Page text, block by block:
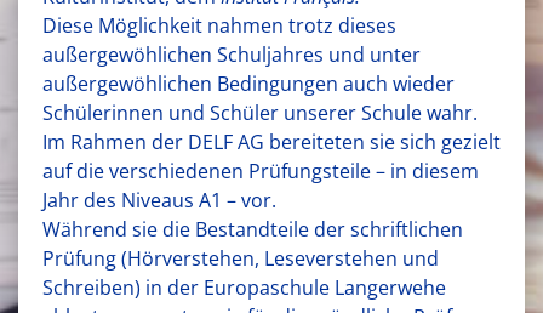
Diese Möglichkeit nahmen trotz dieses
außergewöhlichen Schuljahres und unter
außergewöhlichen Bedingungen auch wieder
Schülerinnen und Schüler unserer Schule wahr.
Im Rahmen der DELF AG bereiteten sie sich gezielt
auf die verschiedenen Prüfungsteile – in diesem
Jahr des Niveaus A1 – vor.
Während sie die Bestandteile der schriftlichen
Prüfung (Hörverstehen, Leseverstehen und
Schreiben) in der Europaschule Langerwehe